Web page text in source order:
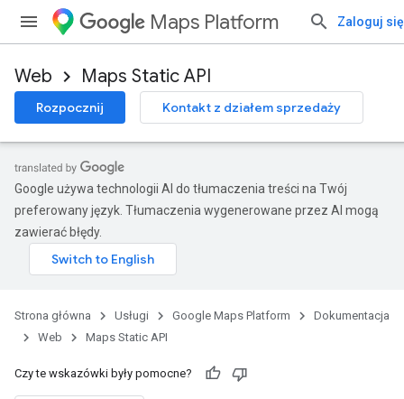
Maps Platform Zaloguj się
Web Maps Static API
Rozpocznij Kontakt z działem sprzedaży
Google używa technologii AI do tłumaczenia treści na Twój
preferowany język. Tłumaczenia wygenerowane przez AI mogą
zawierać błędy.
Strona główna Usługi Google Maps Platform
Dokumentacja
Web
Maps Static API
Czy te wskazówki były pomocne?